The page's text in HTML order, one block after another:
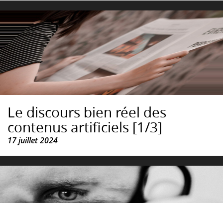
Le discours bien réel des
contenus artificiels [1/3]
17 juillet 2024